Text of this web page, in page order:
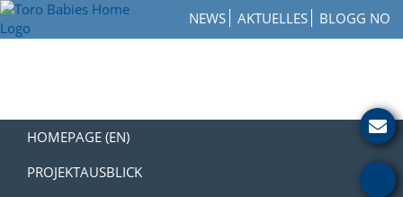
Zur
Hauptnavigation
Skip
to
Zur
Fußzeile
NEWS AKTUELLES BLOGG NO
Toro
with
HOMEPAGE (EN)
PROJEKTAUSBLICK